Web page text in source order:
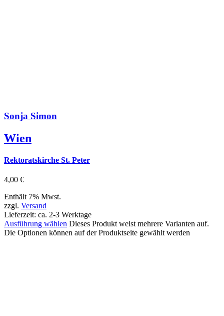
Sonja Simon
Wien
Rektoratskirche St. Peter
4,00 €
Enthält 7% Mwst.
zzgl. Versand
Lieferzeit: ca. 2-3 Werktage
Ausführung wählen Dieses Produkt weist mehrere Varianten auf.
Die Optionen können auf der Produktseite gewählt werden